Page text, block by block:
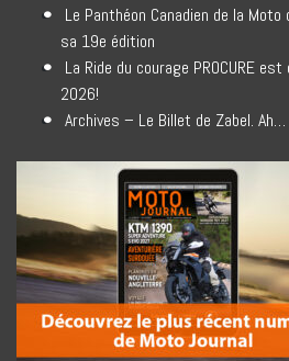
Le Panthéon Canadien de la
sa 19e édition
La Ride du courage PROCURE
2026!
Archives – Le Billet de Zabel.